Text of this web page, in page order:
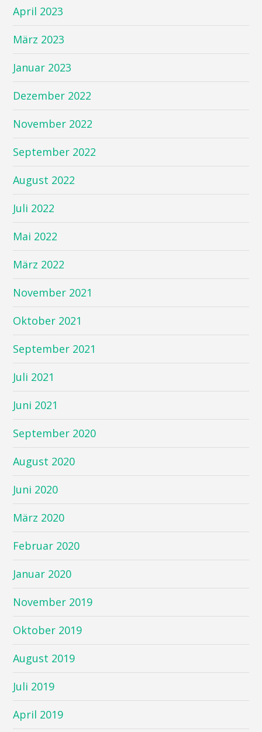
April 2023
März 2023
Januar 2023
Dezember 2022
November 2022
September 2022
August 2022
Juli 2022
Mai 2022
März 2022
November 2021
Oktober 2021
September 2021
Juli 2021
Juni 2021
September 2020
August 2020
Juni 2020
März 2020
Februar 2020
Januar 2020
November 2019
Oktober 2019
August 2019
Juli 2019
April 2019